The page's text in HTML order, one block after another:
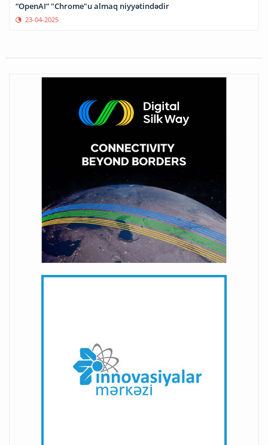
“OpenAI” "Chrome"u almaq niyyətindədir
23-04-2025